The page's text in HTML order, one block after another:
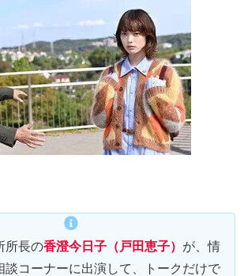
所長の香澄今日子（戸田恵子） が、情
談コーナーに出演して、トークだけで